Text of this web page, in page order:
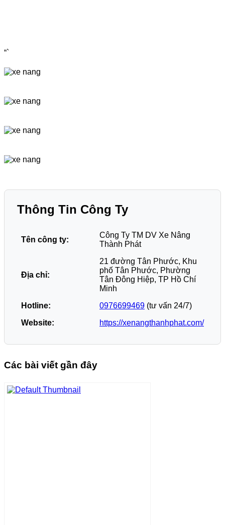
“`
Thông Tin Công Ty
Tên công ty:
Công Ty TM DV Xe Nâng
Thành Phát
Địa chỉ:
21 đường Tân Phước, Khu
phố Tân Phước, Phường
Tân Đông Hiệp, TP Hồ Chí
Minh
Hotline:
0976699469 (tư vấn 24/7)
Website:
https://xenangthanhphat.com/
Các bài viết gần đây